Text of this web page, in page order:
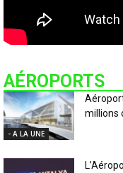
AÉROPORTS
- A LA UNE
millions